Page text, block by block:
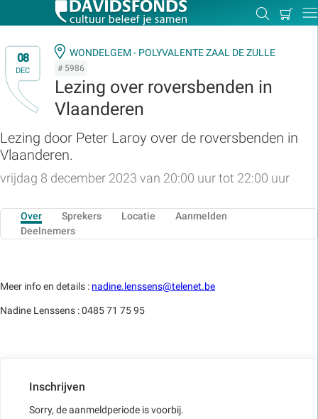
Zoeken
Mijn
08
DEC
WONDELGEM - POLYVALENTE ZAAL DE ZULLE
# 5986
Lezing over roversbenden in
Vlaanderen
Lezing door Peter Laroy over de roversbenden in
Vlaanderen.
vrijdag 8 december 2023 van 20:00 uur tot 22:00 uur
Over Sprekers Locatie
Aanmelden
Deelnemers
Meer info en details : nadine.lenssens@telenet.be
Nadine Lenssens : 0485 71 75 95
Inschrijven
Sorry, de aanmeldperiode is voorbij.
Zoek:
Zoeken